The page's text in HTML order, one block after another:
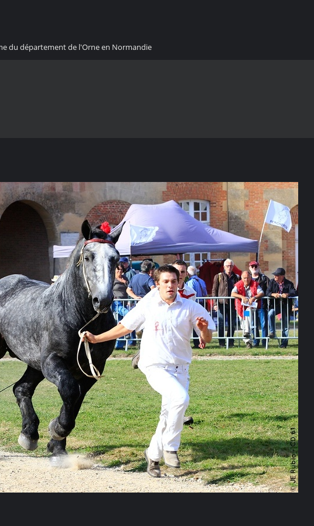
du département de l'Orne en Normandie